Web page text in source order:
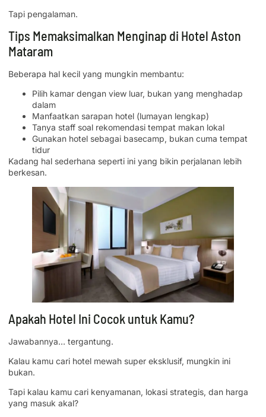
Tapi pengalaman.
Tips Memaksimalkan Menginap di Hotel Aston
Mataram
Beberapa hal kecil yang mungkin membantu:
Pilih kamar dengan view luar, bukan yang menghadap
dalam
Manfaatkan sarapan hotel (lumayan lengkap)
Tanya staff soal rekomendasi tempat makan lokal
Gunakan hotel sebagai basecamp, bukan cuma tempat
tidur
Kadang hal sederhana seperti ini yang bikin perjalanan lebih
berkesan.
Apakah Hotel Ini Cocok untuk Kamu?
Jawabannya… tergantung.
Kalau kamu cari hotel mewah super eksklusif, mungkin ini
bukan.
Tapi kalau kamu cari kenyamanan, lokasi strategis, dan harga
yang masuk akal?